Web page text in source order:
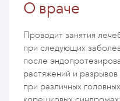
О враче
Проводит занятия
при следующих
после
растяжений и
при различных